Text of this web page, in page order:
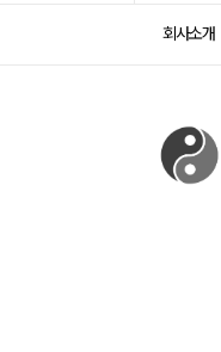
회사소개